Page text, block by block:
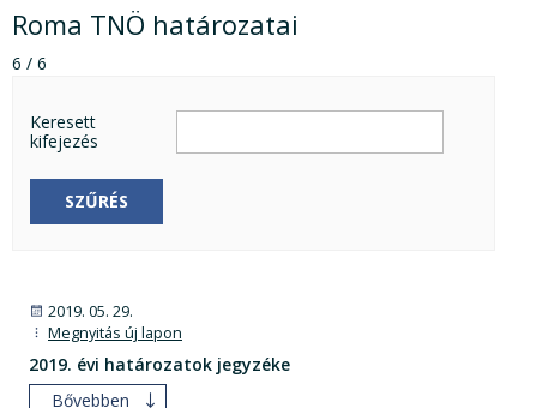
Roma TNÖ határozatai
6 / 6
Keresett
kifejezés
SZŰRÉS
2019. 05. 29.
Megnyitás új lapon
2019. évi határozatok jegyzéke
Bővebben